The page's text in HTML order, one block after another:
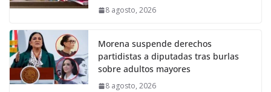
8 agosto, 2026
Morena suspende derechos
partidistas a diputadas tras burlas
sobre adultos mayores
8 agosto, 2026